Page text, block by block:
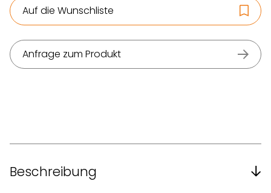
Auf die Wunschliste
Anfrage zum Produkt
Beschreibung